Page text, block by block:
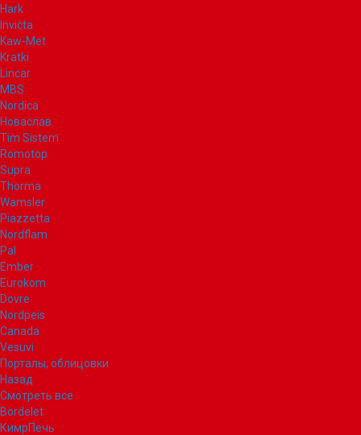
Hark
Invicta
Kaw-Met
Kratki
Lincar
MBS
Nordica
Новаслав
Tim Sistem
Romotop
Supra
Thorma
Wamsler
Piazzetta
Nordflam
Pal
Ember
Eurokom
Dovre
Nordpeis
Canada
Vesuvi
Порталы, облицовки
Назад
Смотреть все
Bordelet
КимрПечь